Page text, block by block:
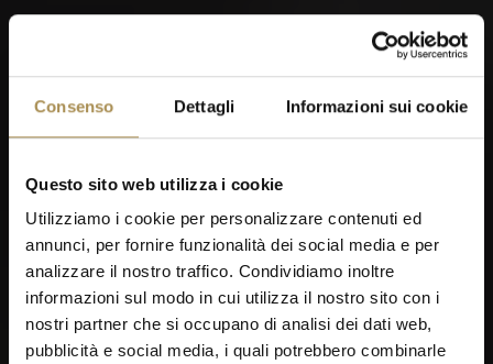
Consenso Dettagli Informazioni sui cookie
Questo sito web utilizza i cookie
Utilizziamo i cookie per personalizzare contenuti ed
annunci, per fornire funzionalità dei social media e per
analizzare il nostro traffico. Condividiamo inoltre
informazioni sul modo in cui utilizza il nostro sito con i
nostri partner che si occupano di analisi dei dati web,
pubblicità e social media, i quali potrebbero combinarle